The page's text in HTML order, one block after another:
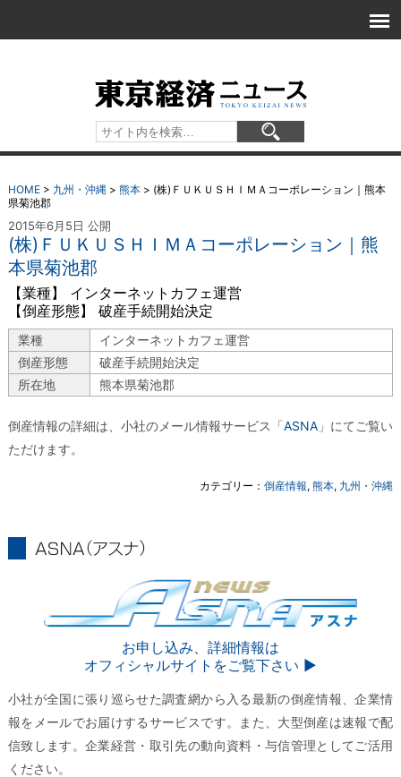
HOME> 九州・沖縄> 熊本> (株)ＦＵＫＵＳＨＩＭＡコーポレーション｜熊本
県菊池郡
2015年6月5日 公開
(株)ＦＵＫＵＳＨＩＭＡコーポレーション｜熊
本県菊池郡
【業種】 インターネットカフェ運営
【倒産形態】 破産手続開始決定
業種
インターネットカフェ運営
倒産形態
破産手続開始決定
所在地
熊本県菊池郡
倒産情報の詳細は、小社のメール情報サービス「ASNA 」にてご覧い
ただけます。
カテゴリー：倒産情報,熊本, 九州・沖縄
お申し込み、詳細情報は
オフィシャルサイトをご覧下さい ▶︎
小社が全国に張り巡らせた調査網から入る最新の倒産情報、企業情
報をメールでお届けするサービスです。また、大型倒産は速報で配
信致します。企業経営・取引先の動向資料・与信管理としてご活用
ください。